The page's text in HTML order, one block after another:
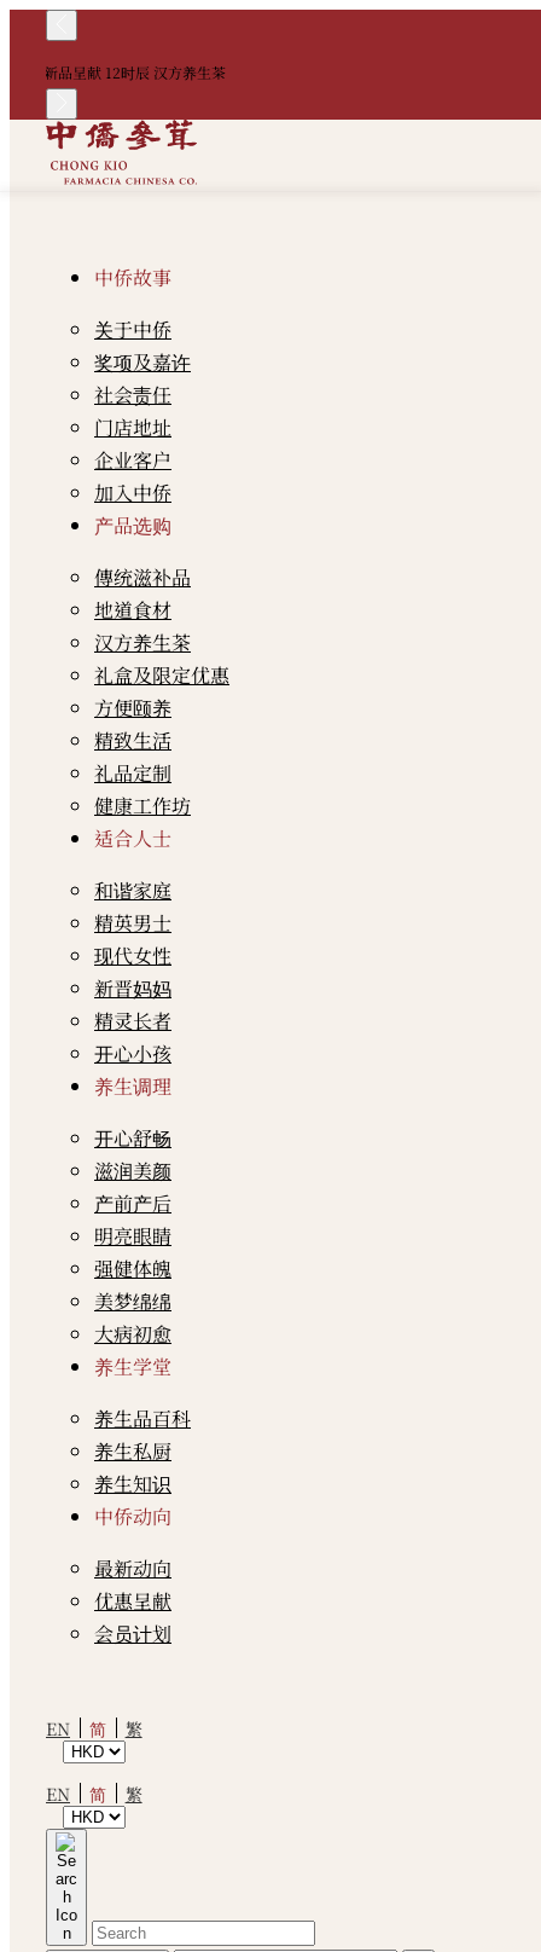
新品呈献 12时辰 汉方养生茶
中侨故事
关于中侨
奖项及嘉许
社会责任
门店地址
企业客户
加入中侨
产品选购
傳统滋补品
地道食材
汉方养生茶
礼盒及限定优惠
方便颐养
精致生活
礼品定制
健康工作坊
适合人士
和谐家庭
精英男士
现代女性
新晋妈妈
精灵长者
开心小孩
养生调理
开心舒畅
滋润美颜
产前产后
明亮眼睛
强健体魄
美梦绵绵
大病初愈
养生学堂
养生品百科
养生私厨
养生知识
中侨动向
最新动向
优惠呈献
会员计划
EN 简 繁
EN 简 繁